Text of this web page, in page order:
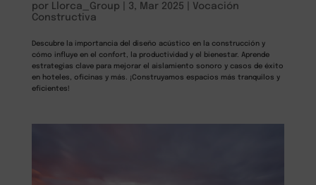
por Llorca_Group 3, Mar 2025
Vocación
Constructiva
Descubre la importancia del diseño acústico en la construcción y
cómo influye en el confort, la productividad y el bienestar. Aprende
estrategias clave para mejorar el aislamiento sonoro y casos de éxito
en hoteles, oficinas y más. ¡Construyamos espacios más tranquilos y
eficientes!